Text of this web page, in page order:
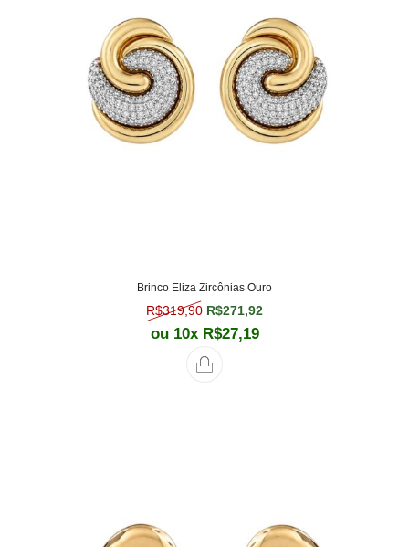
Brinco Eliza Zircônias Ouro
R$319,90 O preço original era: R$319,90.
R$271,92
ou 10x R$27,19